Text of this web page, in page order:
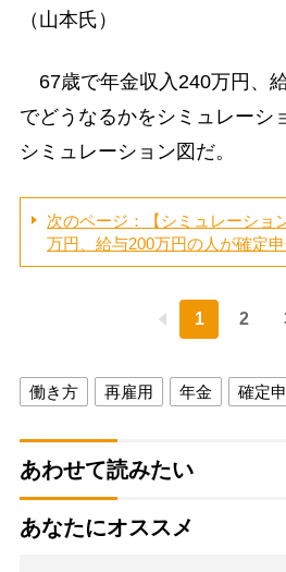
（山本氏）
67歳で年金収入240万円、
でどうなるかをシミュレーシ
シミュレーション図だ。
次のページ：【シミュレーショ
万円、給与200万円の人が確定
1 2
働き方 再雇用 年金 確定
あわせて読みたい
あなたにオススメ